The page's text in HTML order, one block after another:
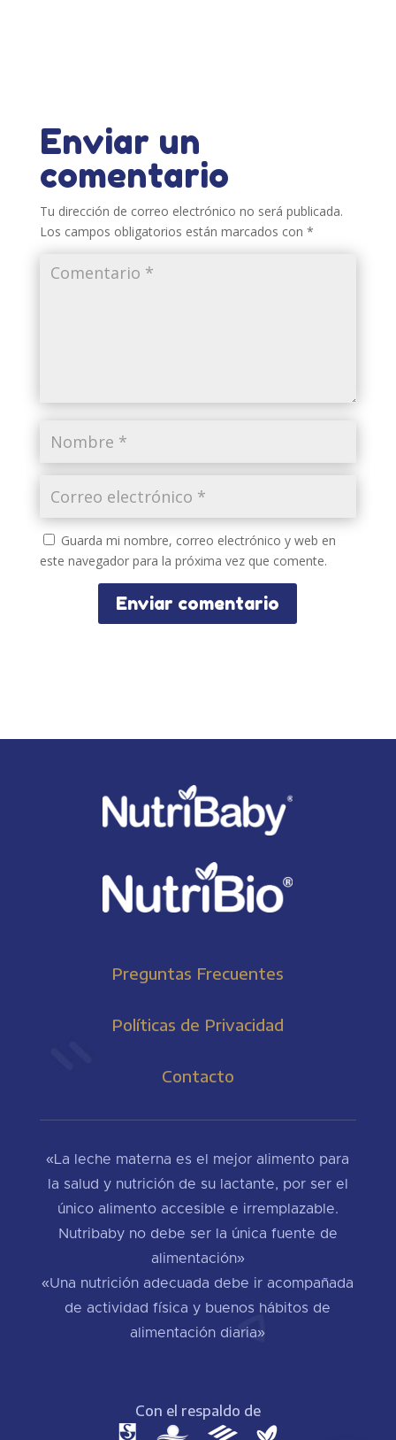
Enviar un
comentario
Tu dirección de correo electrónico no será publicada.
Los campos obligatorios están marcados con *
Guarda mi nombre, correo electrónico y web en
este navegador para la próxima vez que comente.
Enviar comentario
Preguntas Frecuentes
Políticas de Privacidad
Contacto
«La leche materna es el mejor alimento para
la salud y nutrición de su lactante, por ser el
único alimento accesible e irremplazable.
Nutribaby no debe ser la única fuente de
alimentación»
«Una nutrición adecuada debe ir acompañada
de actividad física y buenos hábitos de
alimentación diaria»
Con el respaldo de